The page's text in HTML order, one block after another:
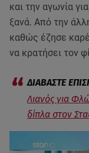
και την αγωνία
ξανά. Από την
καθώς έζησε
να κρατήσει τον
Λιανός για
δίπλα στον